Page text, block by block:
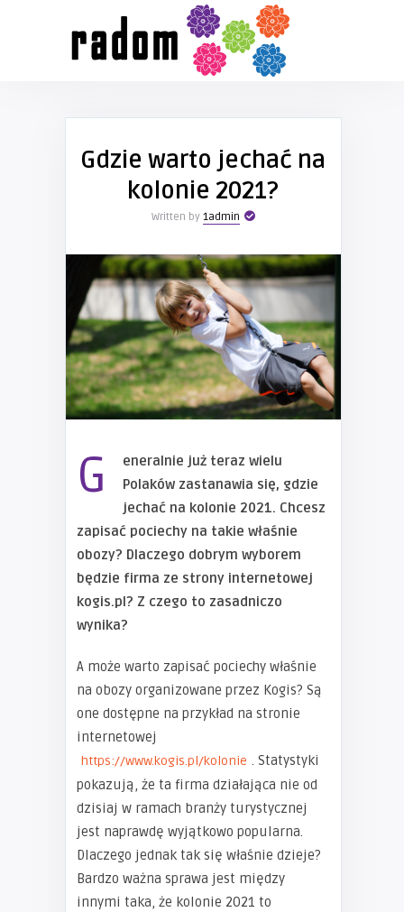
Gdzie warto jechać na
kolonie 2021?
Written by 1admin
G
eneralnie już teraz wielu
Polaków zastanawia się, gdzie
jechać na kolonie 2021. Chcesz
zapisać pociechy na takie właśnie
obozy? Dlaczego dobrym wyborem
będzie firma ze strony internetowej
kogis.pl? Z czego to zasadniczo
wynika?
A może warto zapisać pociechy właśnie
na obozy organizowane przez Kogis? Są
one dostępne na przykład na stronie
internetowej
https://www.kogis.pl/kolonie . Statystyki
pokazują, że ta firma działająca nie od
dzisiaj w ramach branży turystycznej
jest naprawdę wyjątkowo popularna.
Dlaczego jednak tak się właśnie dzieje?
Bardzo ważna sprawa jest między
innymi taka, że kolonie 2021 to